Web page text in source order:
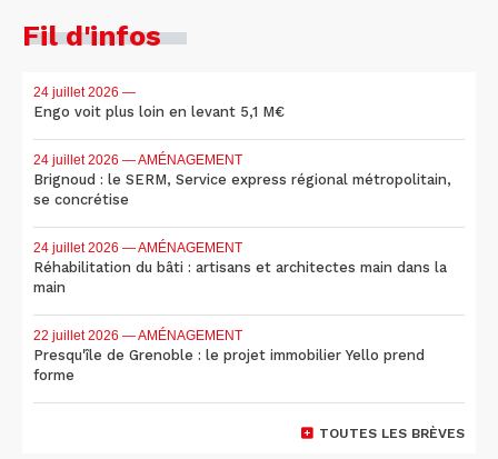
Fil d'infos
24 juillet 2026 —
Engo voit plus loin en levant 5,1 M€
24 juillet 2026 — AMÉNAGEMENT
Brignoud : le SERM, Service express régional métropolitain,
se concrétise
24 juillet 2026 — AMÉNAGEMENT
Réhabilitation du bâti : artisans et architectes main dans la
main
22 juillet 2026 — AMÉNAGEMENT
Presqu'île de Grenoble : le projet immobilier Yello prend
forme
TOUTES LES BRÈVES